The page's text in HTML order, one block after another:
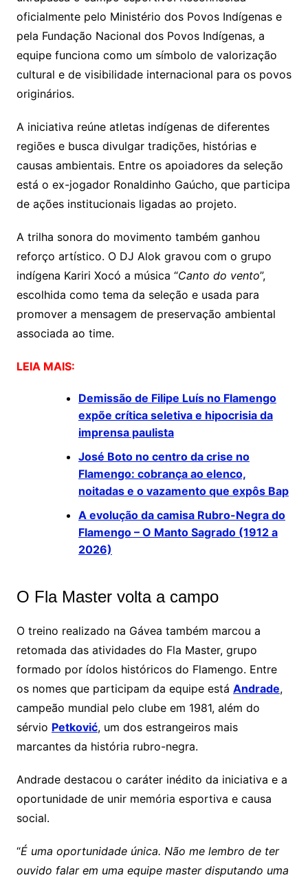
oficialmente pelo Ministério dos Povos Indígenas e
pela Fundação Nacional dos Povos Indígenas, a
equipe funciona como um símbolo de valorização
cultural e de visibilidade internacional para os povos
originários.
A iniciativa reúne atletas indígenas de diferentes
regiões e busca divulgar tradições, histórias e
causas ambientais. Entre os apoiadores da seleção
está o ex-jogador Ronaldinho Gaúcho, que participa
de ações institucionais ligadas ao projeto.
A trilha sonora do movimento também ganhou
reforço artístico. O DJ Alokgravou com o grupo
indígena Kariri Xocó a música “Canto do vento”,
escolhida como tema da seleção e usada para
promover a mensagem de preservação ambiental
associada ao time.
LEIA MAIS:
Demissão de Filipe Luís no Flamengo
expõe crítica seletiva e hipocrisia da
imprensa paulista
José Boto no centro da crise no
Flamengo: cobrança ao elenco,
noitadas e o vazamento que expôs Bap
A evolução da camisa Rubro-Negra do
Flamengo – O Manto Sagrado (1912 a
2026)
O Fla Master volta a campo
O treino realizado na Gávea também marcou a
retomada das atividades do Fla Master, grupo
formado por ídolos históricos do Flamengo. Entre
os nomes que participam da equipe está Andrade,
campeão mundial pelo clube em 1981, além do
sérvio Petković, um dos estrangeiros mais
marcantes da história rubro-negra.
Andrade destacou o caráter inédito da iniciativa e a
oportunidade de unir memória esportiva e causa
social.
“É uma oportunidade única. Não me lembro de ter
ouvido falar em uma equipe master disputando uma